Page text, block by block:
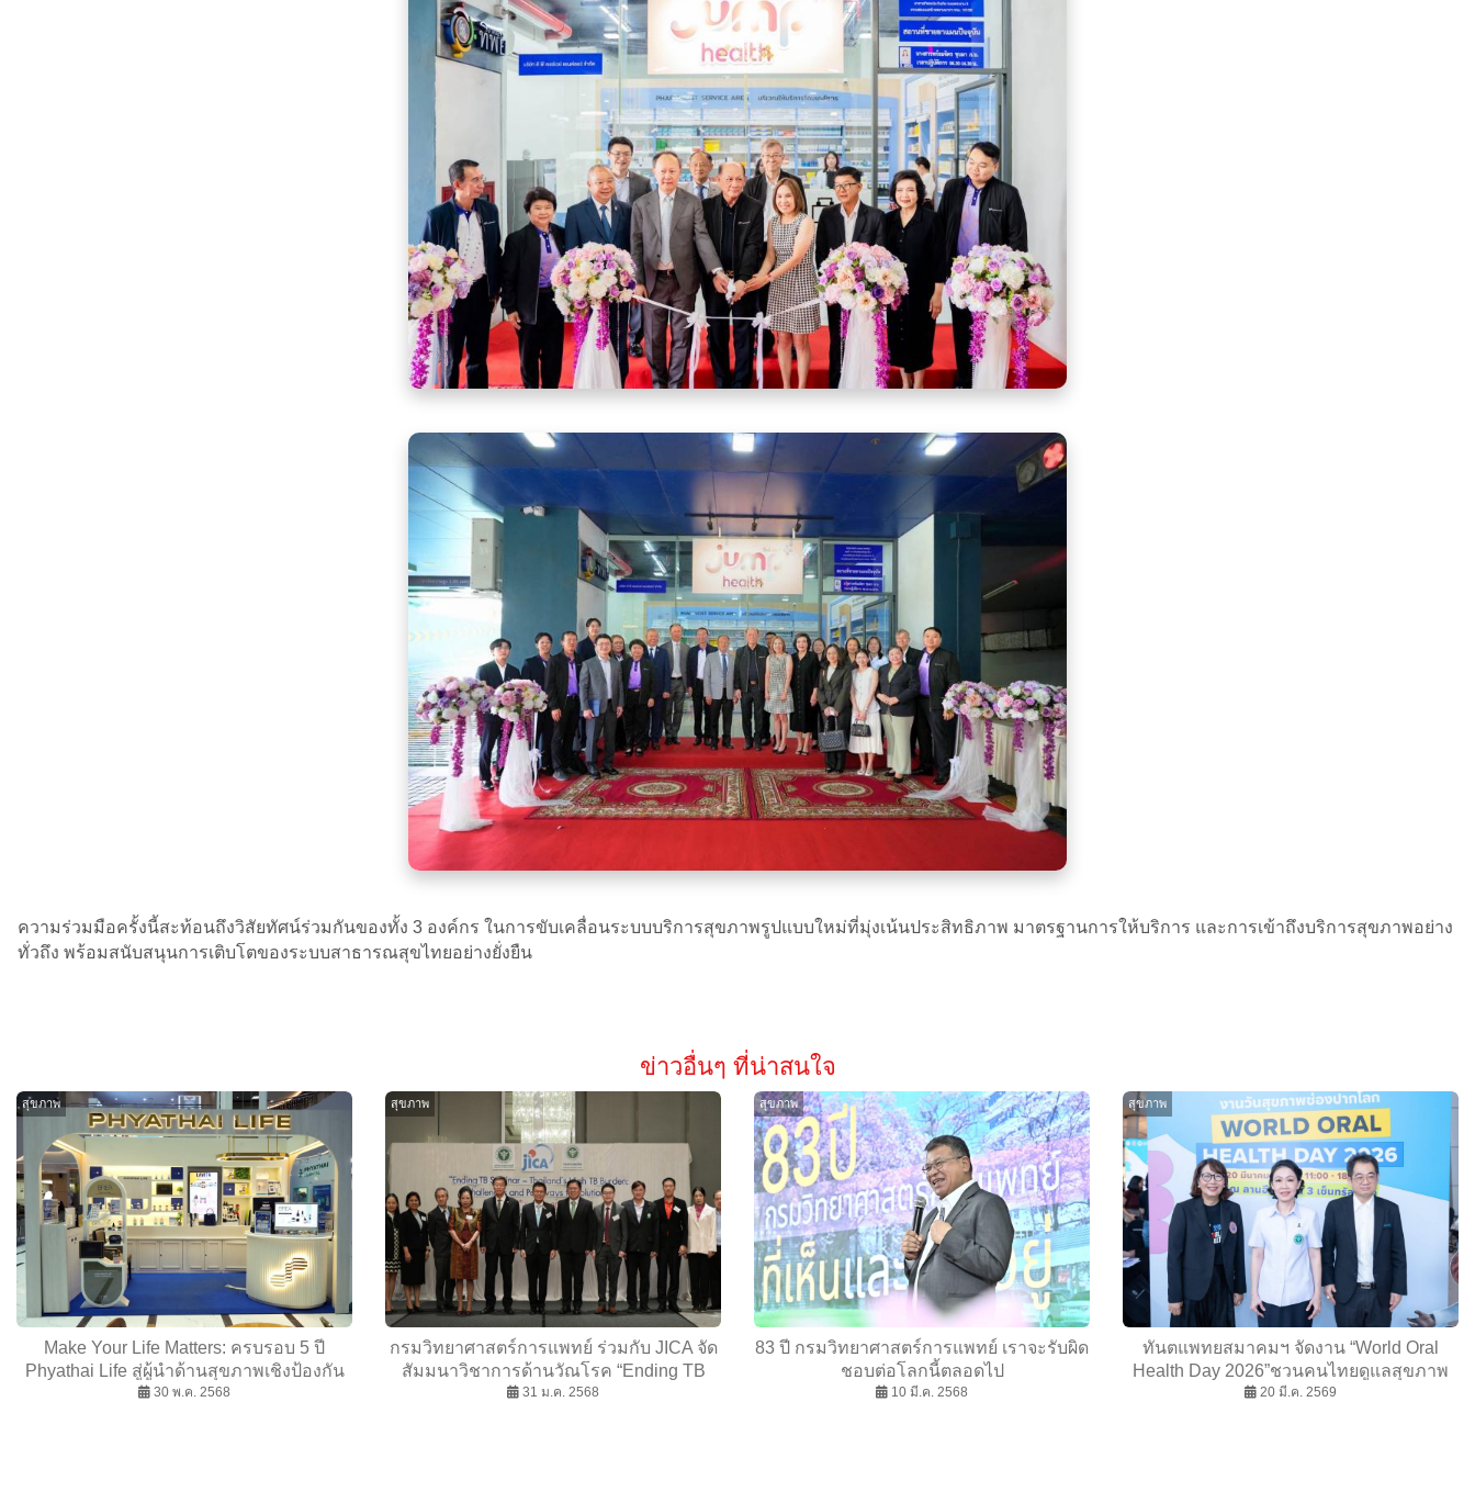
ความร่วมมือครั้งนี้สะท้อนถึงวิสัยทัศน์ร่วมกันของทั้ง 3 องค์กร ในการขับเคลื่อนระบบบริการสุขภาพรูปแบบใหม่ที่มุ่งเน้นประสิทธิภาพ มาตรฐานการให้บริการ และการเข้าถึงบริการสุขภาพอย่าง
ทั่วถึง พร้อมสนับสนุนการเติบโตของระบบสาธารณสุขไทยอย่างยั่งยืน
ข่าวอื่นๆ ที่น่าสนใจ
สุขภาพ
Make Your Life Matters: ครบรอบ 5 ปี
Phyathai Life สู่ผู้นำด้านสุขภาพเชิงป้องกัน
ร่วมพัฒนากับทีมแพทย์ผู้ชำนาญการตอบ
30 พ.ค. 2568
สุขภาพ
กรมวิทยาศาสตร์การแพทย์ ร่วมกับ JICA จัด
สัมมนาวิชาการด้านวัณโรค “Ending TB
Seminar - Thailand’s High TB Burden:
31 ม.ค. 2568
สุขภาพ
83 ปี กรมวิทยาศาสตร์การแพทย์ เราจะรับผิด
ชอบต่อโลกนี้ตลอดไป
10 มี.ค. 2568
สุขภาพ
ทันตแพทยสมาคมฯ จัดงาน “World Oral
Health Day 2026”ชวนคนไทยดูแลสุขภาพ
ช่องปาก “ฟันดี ยิ้มดี ทั้งชีวิต”
20 มี.ค. 2569